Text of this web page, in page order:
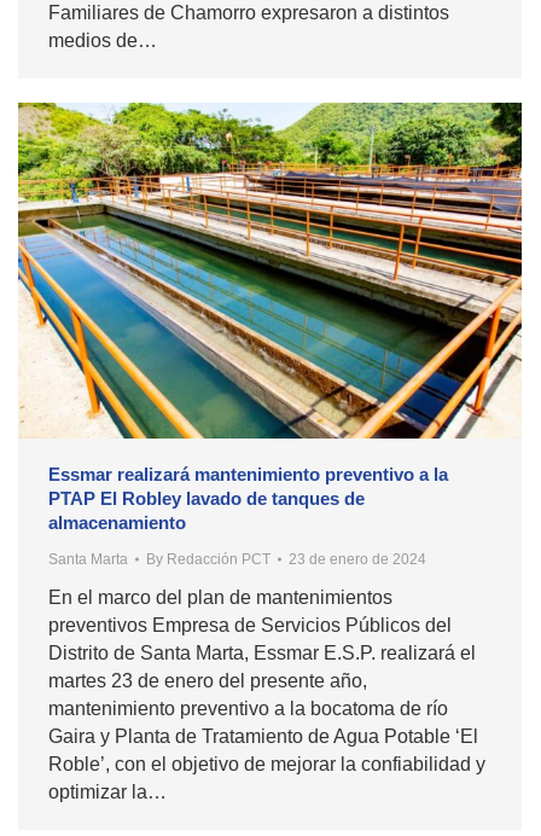
Familiares de Chamorro expresaron a distintos
medios de…
Essmar realizará mantenimiento preventivo a la
PTAP El Robley lavado de tanques de
almacenamiento
Santa Marta By Redacción PCT 23 de enero de 2024
En el marco del plan de mantenimientos
preventivos Empresa de Servicios Públicos del
Distrito de Santa Marta, Essmar E.S.P. realizará el
martes 23 de enero del presente año,
mantenimiento preventivo a la bocatoma de río
Gaira y Planta de Tratamiento de Agua Potable ‘El
Roble’, con el objetivo de mejorar la confiabilidad y
optimizar la…